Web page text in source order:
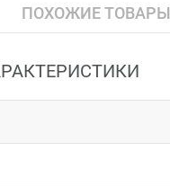
ПОХОЖИЕ ТОВАРЫ